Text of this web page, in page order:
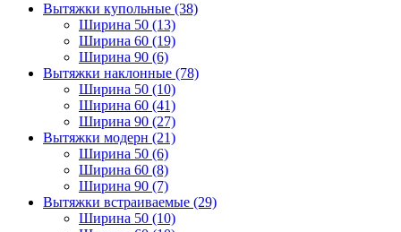
Вытяжки купольные (38)
Ширина 50 (13)
Ширина 60 (19)
Ширина 90 (6)
Вытяжки наклонные (78)
Ширина 50 (10)
Ширина 60 (41)
Ширина 90 (27)
Вытяжки модерн (21)
Ширина 50 (6)
Ширина 60 (8)
Ширина 90 (7)
Вытяжки встраиваемые (29)
Ширина 50 (10)